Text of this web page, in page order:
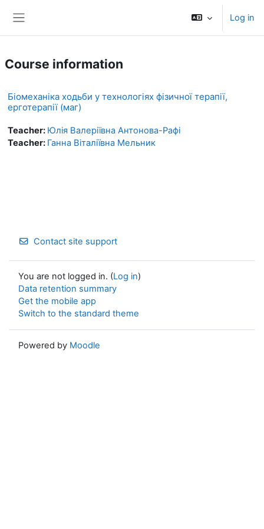
Log in
Course information
Біомеханіка ходьби у технологіях фізичної терапії,
ерготерапії (маг)
Teacher: Юлія Валеріївна Антонова-Рафі
Teacher: Ганна Віталіївна Мельник
Contact site support
You are not logged in. (Log in)
Data retention summary
Get the mobile app
Switch to the standard theme
Powered by Moodle